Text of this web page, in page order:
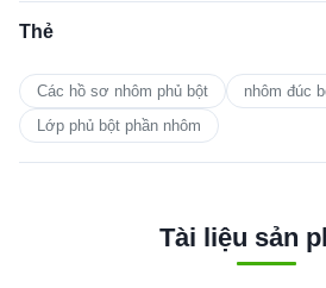
Thẻ
Các hồ sơ nhôm phủ bột
nhôm đúc
Lớp phủ bột phần nhôm
Tài liệu sản